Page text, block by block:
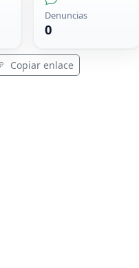
Denuncias
0
Copiar enlace